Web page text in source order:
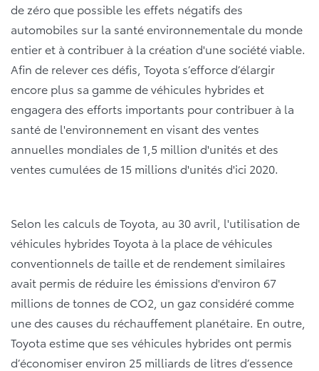
de zéro que possible les effets négatifs des
automobiles sur la santé environnementale du monde
entier et à contribuer à la création d'une société viable.
Afin de relever ces défis, Toyota s’efforce d’élargir
encore plus sa gamme de véhicules hybrides et
engagera des efforts importants pour contribuer à la
santé de l'environnement en visant des ventes
annuelles mondiales de 1,5 million d'unités et des
ventes cumulées de 15 millions d'unités d'ici 2020.
Selon les calculs de Toyota, au 30 avril, l'utilisation de
véhicules hybrides Toyota à la place de véhicules
conventionnels de taille et de rendement similaires
avait permis de réduire les émissions d'environ 67
millions de tonnes de CO2, un gaz considéré comme
une des causes du réchauffement planétaire. En outre,
Toyota estime que ses véhicules hybrides ont permis
d’économiser environ 25 milliards de litres d’essence